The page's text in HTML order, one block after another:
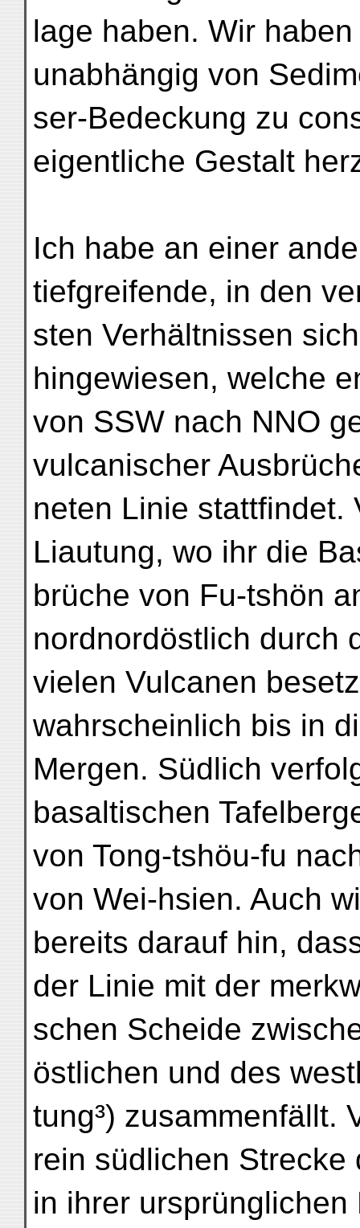
lage haben. Wir
unabhängig von
ser-Bedeckung zu
eigentliche Gestalt
Ich habe an einer
tiefgreifende, in den
sten Verhältnissen
hingewiesen, welche
von SSW nach NNO
vulcanischer
neten Linie stattfindet.
Liautung, wo ihr die
brüche von Fu-tshön
nordnordöstlich durch
vielen Vulcanen
wahrscheinlich bis in
Mergen. Südlich
basaltischen
von Tong-tshöu-fu
von Wei-hsien. Auch
bereits darauf hin,
der Linie mit der
schen Scheide
östlichen und des
tung³) zusammenfällt.
rein südlichen Strecke
in ihrer